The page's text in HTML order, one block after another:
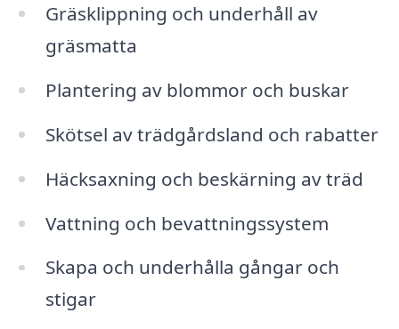
Gräsklippning och underhåll av
gräsmatta
Plantering av blommor och buskar
Skötsel av trädgårdsland och rabatter
Häcksaxning och beskärning av träd
Vattning och bevattningssystem
Skapa och underhålla gångar och
stigar